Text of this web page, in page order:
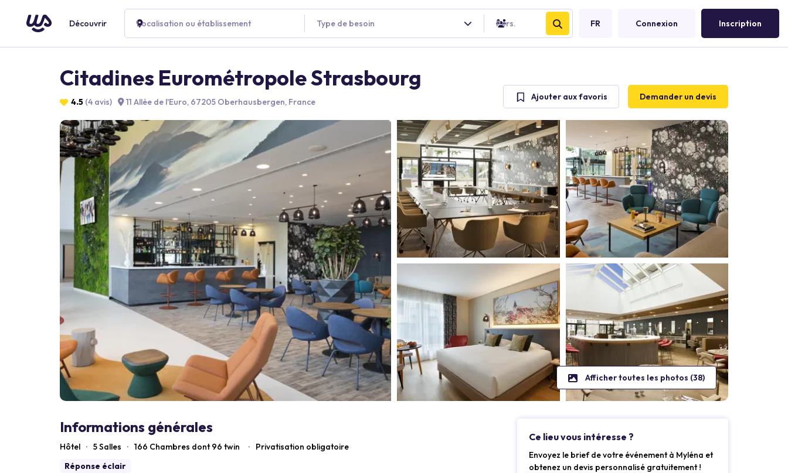
Découvrir Localisation ou établissement Type de besoin Pers. FR Connexion Inscription
Citadines Eurométropole Strasbourg
4.5 (4 avis) 11 Allée de l'Euro, 67205 Oberhausbergen, France Ajouter aux favoris Demander un devis
Afficher toutes les photos (38)
Informations générales
Hôtel · 5 Salles · 166 Chambres dont 96 twin ·
Privatisation obligatoire
Réponse éclair
Ce lieu vous intéresse ?
Envoyez le brief de votre événement à Myléna et
obtenez un devis personnalisé gratuitement !